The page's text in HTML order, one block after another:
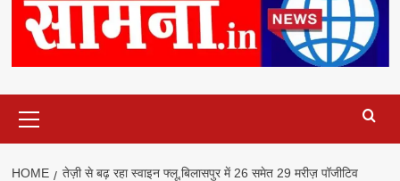
Menu
HOME तेज़ी से बढ़ रहा स्वाइन फ्लू,बिलासपुर में 26 समेत 29 मरीज़ पॉजीटिव